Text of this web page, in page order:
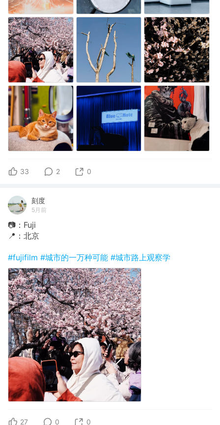
33 2 0
刻度
5月前
📷：Fuji
📍：北京
#fujifilm #城市的一万种可能 #城市路上观察学
27 0 0